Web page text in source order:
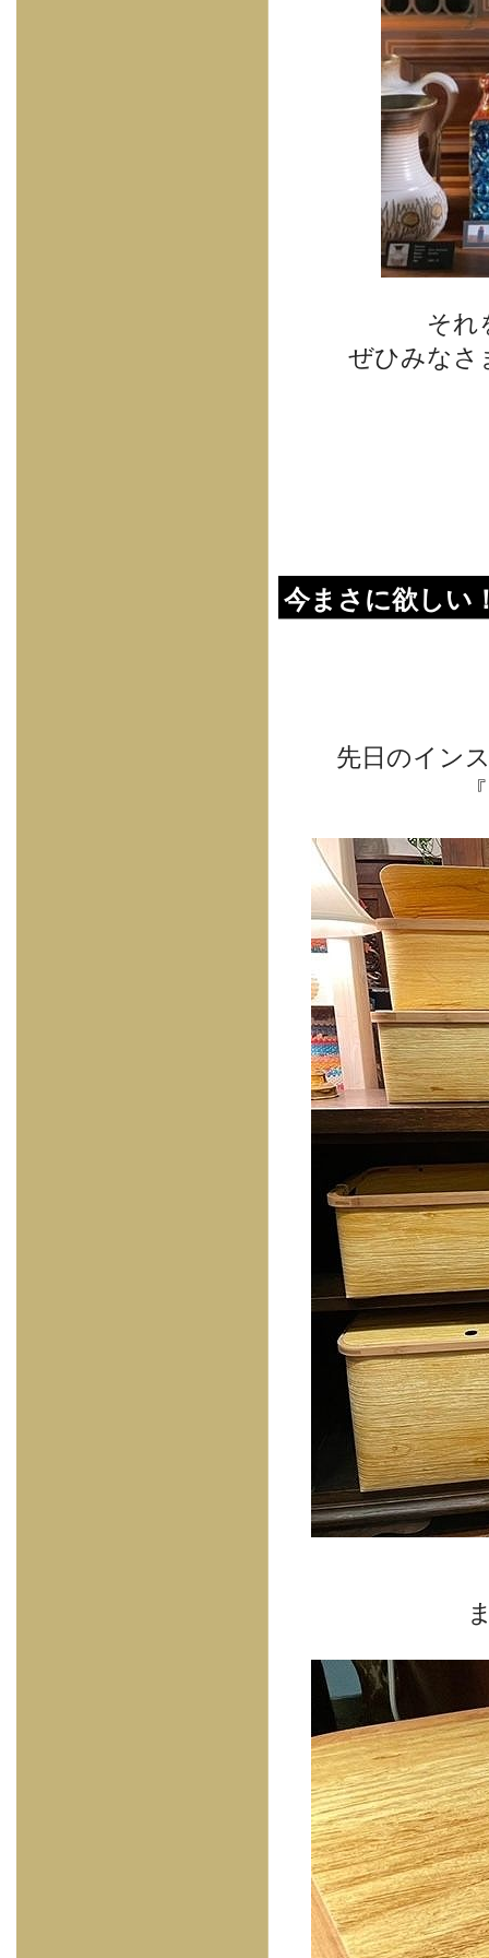
それ
ぜひみなさ
今まさに欲し
先日のイン